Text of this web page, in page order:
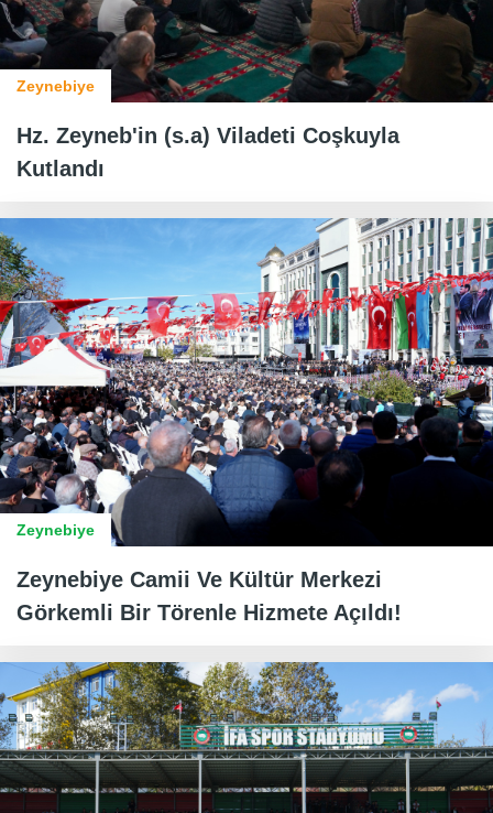
Zeynebiye
Hz. Zeyneb'in (s.a) Viladeti Coşkuyla
Kutlandı
Zeynebiye
Zeynebiye Camii Ve Kültür Merkezi
Görkemli Bir Törenle Hizmete Açıldı!